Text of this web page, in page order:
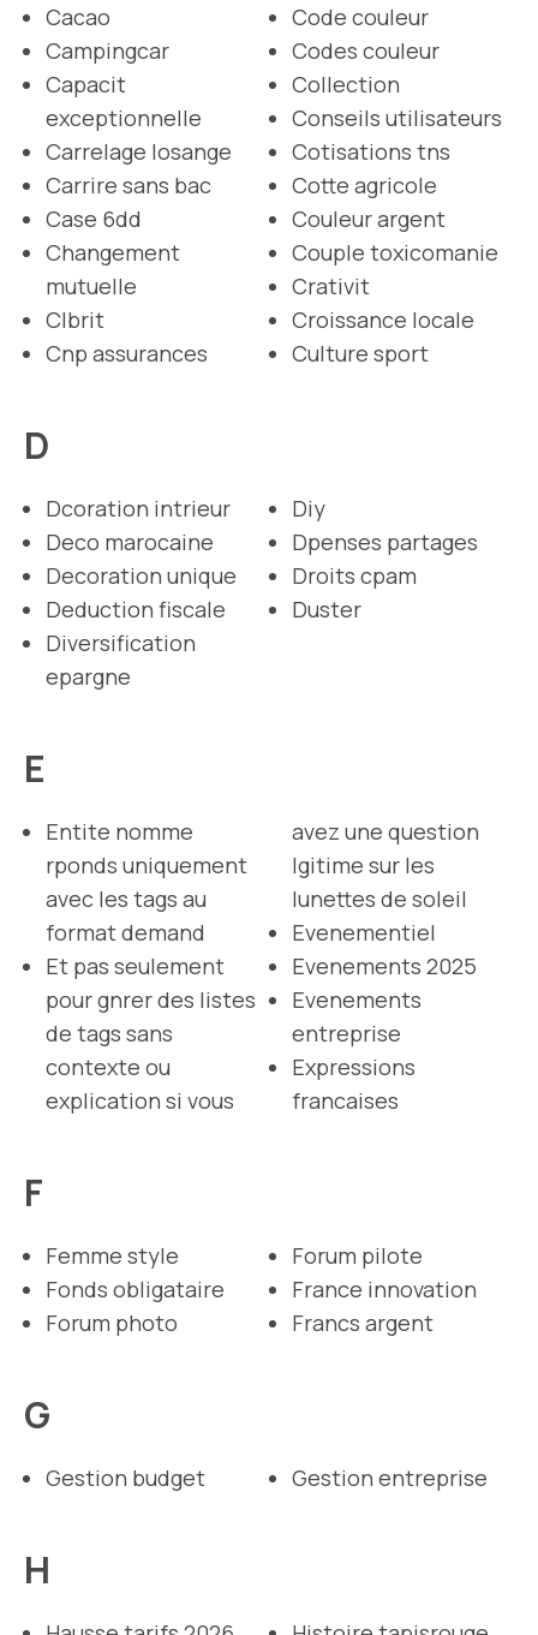
Cacao
Campingcar
Capacit
exceptionnelle
Carrelage losange
Carrire sans bac
Case 6dd
Changement
mutuelle
Clbrit
Cnp assurances
Code couleur
Codes couleur
Collection
Conseils utilisateurs
Cotisations tns
Cotte agricole
Couleur argent
Couple toxicomanie
Crativit
Croissance locale
Culture sport
D
Dcoration intrieur
Deco marocaine
Decoration unique
Deduction fiscale
Diversification
epargne
Diy
Dpenses partages
Droits cpam
Duster
E
Entite nomme
rponds uniquement
avec les tags au
format demand
Et pas seulement
pour gnrer des listes
de tags sans
contexte ou
explication si vous
avez une question
lgitime sur les
lunettes de soleil
Evenementiel
Evenements 2025
Evenements
entreprise
Expressions
francaises
F
Femme style
Fonds obligataire
Forum photo
Forum pilote
France innovation
Francs argent
G
Gestion budget Gestion entreprise
H